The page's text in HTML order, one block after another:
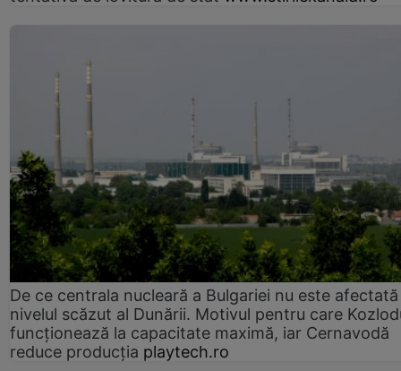
De ce centrala nucleară a Bulgariei nu este
nivelul scăzut al Dunării. Motivul pentru care
funcționează la capacitate maximă, iar Cernavodă
reduce producția playtech.ro